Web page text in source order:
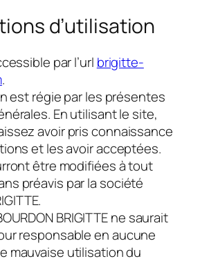
d’utilisation
par l’url brigitte-
.
est régie par les présentes
En utilisant le site,
avoir pris connaissance
et les avoir acceptées.
être modifiées à tout
préavis par la société
BRIGITTE ne saurait
responsable en aucune
mauvaise utilisation du